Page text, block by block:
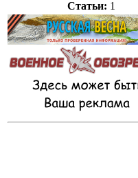
Статьи: 1